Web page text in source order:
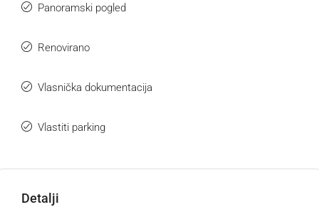
Panoramski pogled
Renovirano
Vlasnička dokumentacija
Vlastiti parking
Detalji